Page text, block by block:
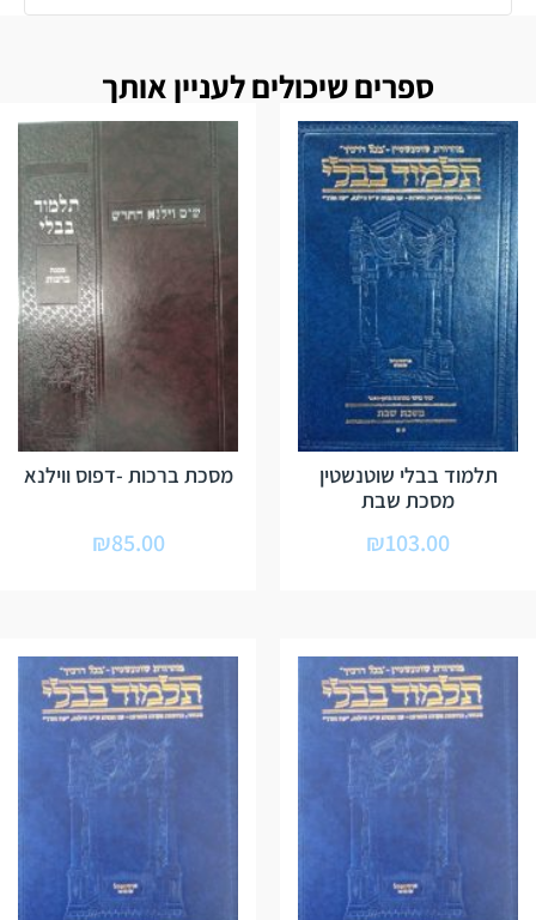
ספרים שיכולים לעניין אותך
תלמוד בבלי שוטנשטין
מסכת שבת
₪103.00
מסכת ברכות -דפוס ווילנא
₪85.00